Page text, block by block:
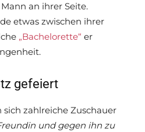
an ihrer Seite.
etwas zwischen ihrer
„Bachelorette“ er
gefeiert
zahlreiche Zuschauer
und gegen ihn zu